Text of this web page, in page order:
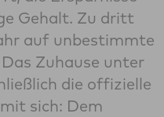
Gehalt. Zu dritt
auf unbestimmte
Zuhause unter
die offizielle
sich: Dem